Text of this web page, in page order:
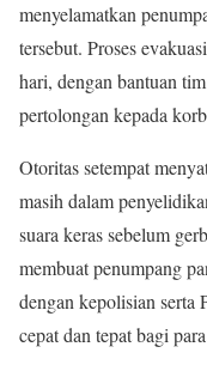
menyelamatkan
tersebut. Proses
hari, dengan bantuan
pertolongan kepada
Otoritas setempat
masih dalam
suara keras sebelum
membuat penumpang
dengan kepolisian serta
cepat dan tepat bagi